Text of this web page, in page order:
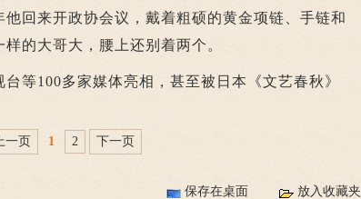
回来开政协会议，戴着粗硕的黄金项链、手链和
的大哥大，腰上还别着两个。
100多家媒体亮相，甚至被日本《文艺春秋》
一页 1 2 下一页
保存在桌面 放入收藏夹